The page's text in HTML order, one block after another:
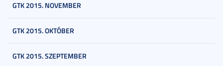
GTK 2015. NOVEMBER
GTK 2015. OKTÓBER
GTK 2015. SZEPTEMBER